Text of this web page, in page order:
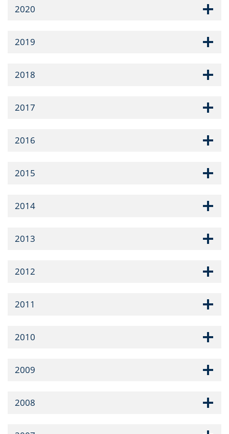
2020
2019
2018
2017
2016
2015
2014
2013
2012
2011
2010
2009
2008